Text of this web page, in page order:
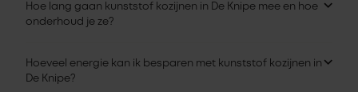
Hoe lang gaan kunststof kozijnen in De Knipe mee en hoe
onderhoud je ze?
Hoeveel energie kan ik besparen met kunststof kozijnen in
De Knipe?